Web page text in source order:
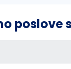
poslove